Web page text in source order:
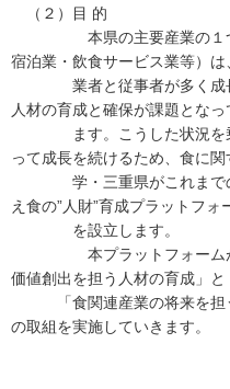
（２）目 的
本県の主要産業の１つで
宿泊業・飲食サービス業等）は
業者と従事者が多く成長
人材の育成と確保が課題となっ
ます。こうした状況を乗
って成長を続けるため、食に関
学・三重県がこれまでの
え食の”人財”育成プラットフォ
を設立します。
本プラットフォームが主
価値創出を担う人材の育成」と
「食関連産業の将来を担う
の取組を実施していきます。